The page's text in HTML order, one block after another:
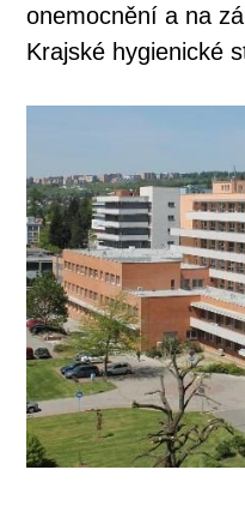
onemocnění a na
Krajské hygienické